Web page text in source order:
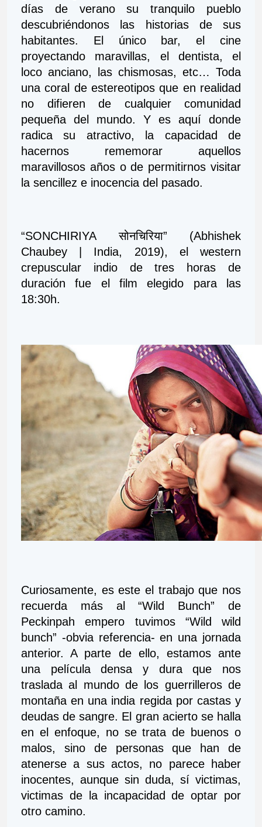
días de verano su tranquilo pueblo
descubriéndonos las historias de sus
habitantes. El único bar, el cine
proyectando maravillas, el dentista, el
loco anciano, las chismosas, etc… Toda
una coral de estereotipos que en realidad
no difieren de cualquier comunidad
pequeña del mundo. Y es aquí donde
radica su atractivo, la capacidad de
hacernos rememorar aquellos
maravillosos años o de permitirnos visitar
la sencillez e inocencia del pasado.
“SONCHIRIYA सोनचिरिया” (Abhishek
Chaubey | India, 2019), el western
crepuscular indio de tres horas de
duración fue el film elegido para las
18:30h.
Curiosamente, es este el trabajo que nos
recuerda más al “Wild Bunch” de
Peckinpah empero tuvimos “Wild wild
bunch” -obvia referencia- en una jornada
anterior. A parte de ello, estamos ante
una película densa y dura que nos
traslada al mundo de los guerrilleros de
montaña en una india regida por castas y
deudas de sangre. El gran acierto se halla
en el enfoque, no se trata de buenos o
malos, sino de personas que han de
atenerse a sus actos, no parece haber
inocentes, aunque sin duda, sí victimas,
victimas de la incapacidad de optar por
otro camino.